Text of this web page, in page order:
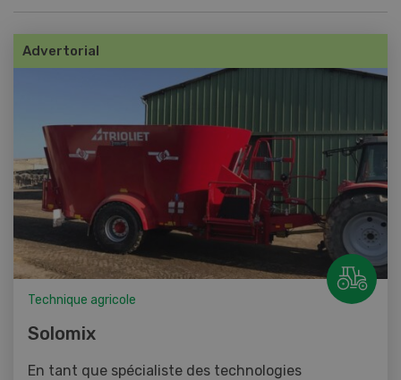
Advertorial
Technique agricole
Solomix
En tant que spécialiste des technologies